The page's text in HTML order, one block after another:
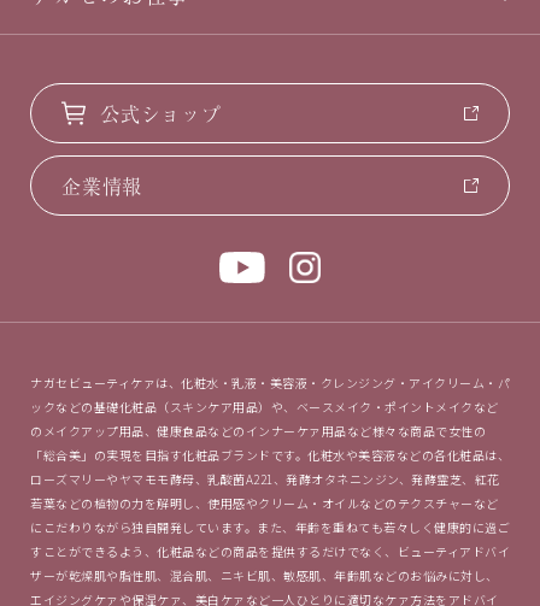
公式ショップ
企業情報
ナガセビューティケァは、化粧水・乳液・美容液・クレンジング・アイクリーム・パ
ックなどの基礎化粧品（スキンケア用品）や、ベースメイク・ポイントメイクなど
のメイクアップ用品、健康食品などのインナーケァ用品など様々な商品で女性の
「総合美」の実現を目指す化粧品ブランドです。化粧水や美容液などの各化粧品は、
ローズマリーやヤマモモ酵母、乳酸菌A221、発酵オタネニンジン、発酵霊芝、紅花
若葉などの植物の力を解明し、使用感やクリーム・オイルなどのテクスチャーなど
にこだわりながら独自開発しています。また、年齢を重ねても若々しく健康的に過ご
すことができるよう、化粧品などの商品を提供するだけでなく、ビューティアドバイ
ザーが乾燥肌や脂性肌、混合肌、ニキビ肌、敏感肌、年齢肌などのお悩みに対し、
エイジングケァや保湿ケァ、美白ケァなど一人ひとりに適切なケァ方法をアドバイ